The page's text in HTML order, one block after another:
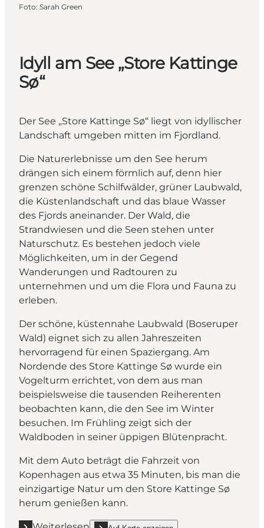
Foto: Sarah Green
Idyll am See „Store Kattinge
Sø“
Der See „Store Kattinge Sø“ liegt von idyllischer
Landschaft umgeben mitten im Fjordland.
Die Naturerlebnisse um den See herum
drängen sich einem förmlich auf, denn hier
grenzen schöne Schilfwälder, grüner Laubwald,
die Küstenlandschaft und das blaue Wasser
des Fjords aneinander. Der Wald, die
Strandwiesen und die Seen stehen unter
Naturschutz. Es bestehen jedoch viele
Möglichkeiten, um in der Gegend
Wanderungen und Radtouren zu
unternehmen und um die Flora und Fauna zu
erleben.
Der schöne, küstennahe Laubwald (Boseruper
Wald) eignet sich zu allen Jahreszeiten
hervorragend für einen Spaziergang. Am
Nordende des Store Kattinge Sø wurde ein
Vogelturm errichtet, von dem aus man
beispielsweise die tausenden Reiherenten
beobachten kann, die den See im Winter
besuchen. Im Frühling zeigt sich der
Waldboden in seiner üppigen Blütenpracht.
Mit dem Auto beträgt die Fahrzeit von
Kopenhagen aus etwa 35 Minuten, bis man die
einzigartige Natur um den Store Kattinge Sø
herum genießen kann.